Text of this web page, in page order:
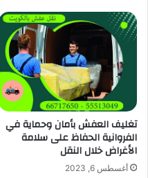
تغليف العفش بأمان وحماية في
الفروانية الحفاظ على سلامة
الأغراض خلال النقل
أغسطس 6, 2023